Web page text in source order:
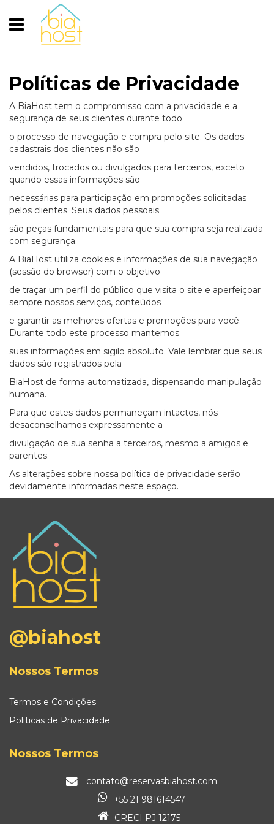
Políticas de Privacidade
A BiaHost tem o compromisso com a privacidade e a
segurança de seus clientes durante todo
o processo de navegação e compra pelo site. Os dados
cadastrais dos clientes não são
vendidos, trocados ou divulgados para terceiros, exceto
quando essas informações são
necessárias para participação em promoções solicitadas
pelos clientes. Seus dados pessoais
são peças fundamentais para que sua compra seja realizada
com segurança.
A BiaHost utiliza cookies e informações de sua navegação
(sessão do browser) com o objetivo
de traçar um perfil do público que visita o site e aperfeiçoar
sempre nossos serviços, conteúdos
e garantir as melhores ofertas e promoções para você.
Durante todo este processo mantemos
suas informações em sigilo absoluto. Vale lembrar que seus
dados são registrados pela
BiaHost de forma automatizada, dispensando manipulação
humana.
Para que estes dados permaneçam intactos, nós
desaconselhamos expressamente a
divulgação de sua senha a terceiros, mesmo a amigos e
parentes.
As alterações sobre nossa política de privacidade serão
devidamente informadas neste espaço.
@biahost
Nossos Termos
Termos e Condições
Politicas de Privacidade
Nossos Termos
contato@reservasbiahost.com
+55 21 981614547
CRECI PJ 12175